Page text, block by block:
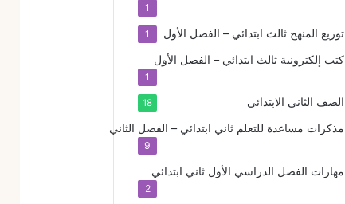
1
توزيع المنهج ثالث ابتدائي – الفصل الأول 1
كتب إلكترونية ثالث ابتدائي – الفصل الأول
1
الصف الثاني الابتدائي 18
مذكرات مساعدة للتعلم ثاني ابتدائي – الفصل الثاني
9
مهارات الفصل الدراسي الأول ثاني ابتدائي
2